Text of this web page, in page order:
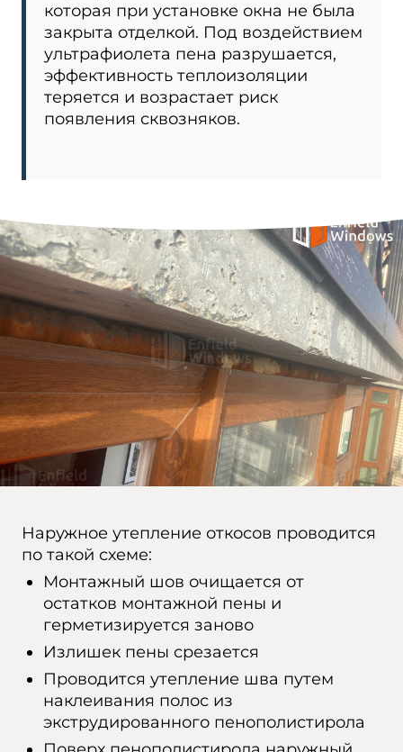
которая при установке окна не была
закрыта отделкой. Под воздействием
ультрафиолета пена разрушается,
эффективность теплоизоляции
теряется и возрастает риск
появления сквозняков.
Наружное утепление откосов проводится
по такой схеме:
Монтажный шов очищается от
остатков монтажной пены и
герметизируется заново
Излишек пены срезается
Проводится утепление шва путем
наклеивания полос из
экструдированного пенополистирола